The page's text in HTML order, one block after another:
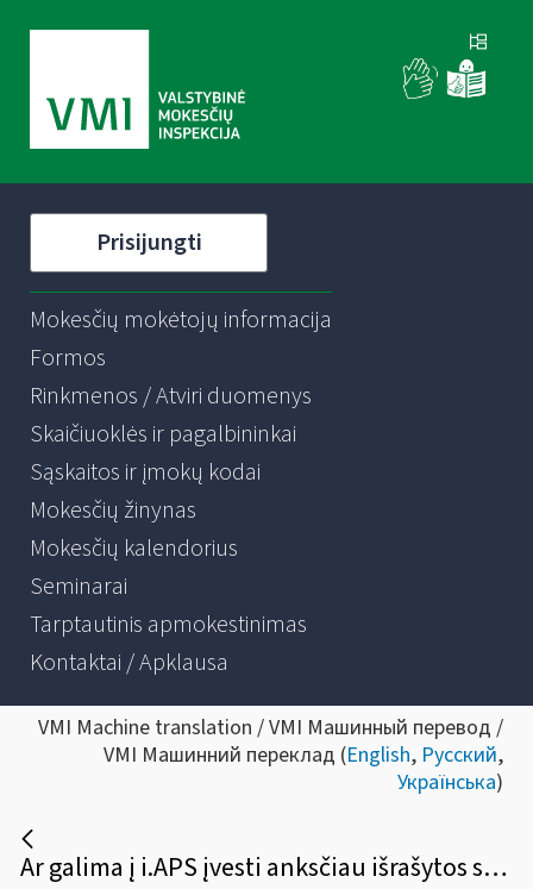
Prisijungti
Mokesčių mokėtojų informacija
Formos
Rinkmenos / Atviri duomenys
Skaičiuoklės ir pagalbininkai
Sąskaitos ir įmokų kodai
Mokesčių žinynas
Mokesčių kalendorius
Seminarai
Tarptautinis apmokestinimas
Kontaktai / Apklausa
VMI Machine translation / VMI Машинный перевод /
VMI Машинний переклад (English, Русский,
Українська)
Ar galima į i.APS įvesti anksčiau išrašytos sąskaitos faktūros duomenis?